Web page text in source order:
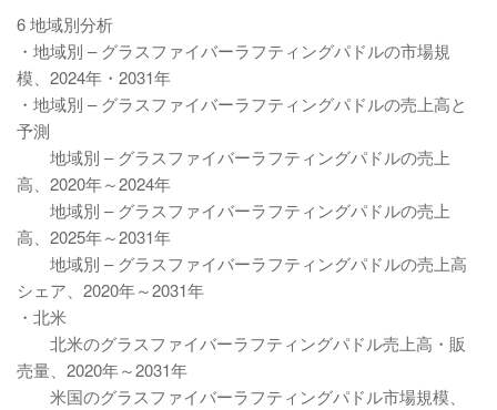
6 地域別分析
・地域別 – グラスファイバーラフティングパドルの市場規
模、2024年・2031年
・地域別 – グラスファイバーラフティングパドルの売上高と
予測
地域別 – グラスファイバーラフティングパドルの売上
高、2020年～2024年
地域別 – グラスファイバーラフティングパドルの売上
高、2025年～2031年
地域別 – グラスファイバーラフティングパドルの売上高
シェア、2020年～2031年
・北米
北米のグラスファイバーラフティングパドル売上高・販
売量、2020年～2031年
米国のグラスファイバーラフティングパドル市場規模、